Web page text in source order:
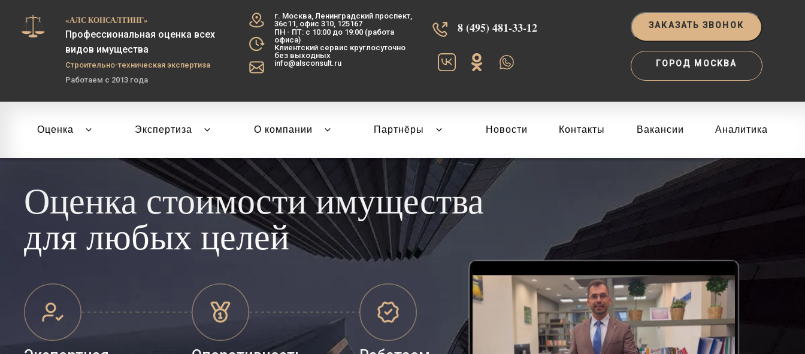
«АЛС КОНСАЛТИНГ»
Профессиональная оценка всех
видов имущества
Строительно-техническая экспертиза
Работаем с 2013 года
г. Москва, Ленинградский проспект,
36с11, офис 310, 125167
ПН - ПТ: с 10:00 до 19:00 (работа
офиса)
Клиентский сервис круглосуточно
без выходных
info@alsconsult.ru
8 (495) 481-33-12‬‬ ЗАКАЗАТЬ ЗВОНОК
ГОРОД МОСКВА
Оценка Экспертиза О компании Партнёры Новости Контакты Вакансии Аналитика
Оценка стоимости имущества
для любых целей